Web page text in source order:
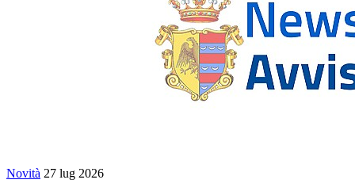
Novità 27 lug 2026